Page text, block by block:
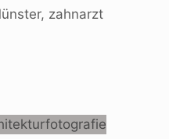
, zahnarzt